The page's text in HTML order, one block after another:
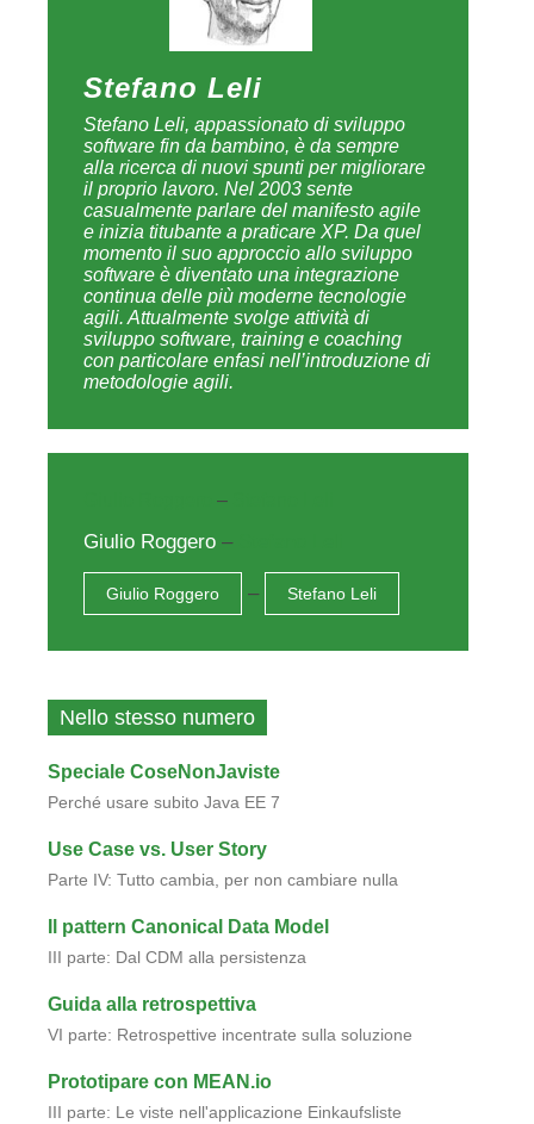
Stefano Leli
Stefano Leli, appassionato di sviluppo
software fin da bambino, è da sempre
alla ricerca di nuovi spunti per migliorare
il proprio lavoro. Nel 2003 sente
casualmente parlare del manifesto agile
e inizia titubante a praticare XP. Da quel
momento il suo approccio allo sviluppo
software è diventato una integrazione
continua delle più moderne tecnologie
agili. Attualmente svolge attività di
sviluppo software, training e coaching
con particolare enfasi nell’introduzione di
metodologie agili.
–
Giulio Roggero –
Giulio Roggero – Stefano Leli
Nello stesso numero
Speciale CoseNonJaviste
Perché usare subito Java EE 7
Use Case vs. User Story
Parte IV: Tutto cambia, per non cambiare nulla
Il pattern Canonical Data Model
III parte: Dal CDM alla persistenza
Guida alla retrospettiva
VI parte: Retrospettive incentrate sulla soluzione
Prototipare con MEAN.io
III parte: Le viste nell'applicazione Einkaufsliste